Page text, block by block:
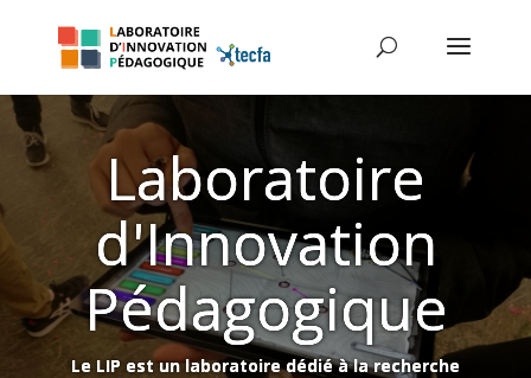
Laboratoire
d'Innovation
Pédagogique
Le LIP est un laboratoire dédié à la recherche